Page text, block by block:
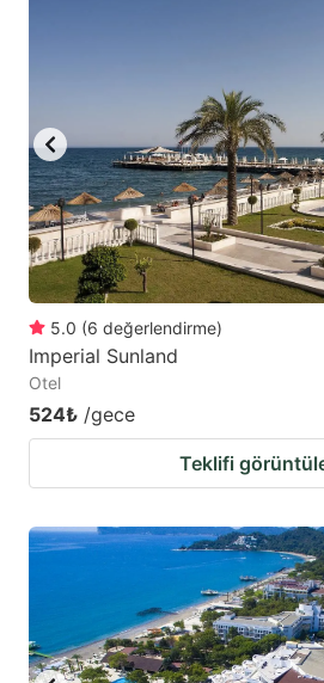
5.0 (6 değerlendirme)
Imperial Sunland
Otel
524₺ /gece
Teklifi